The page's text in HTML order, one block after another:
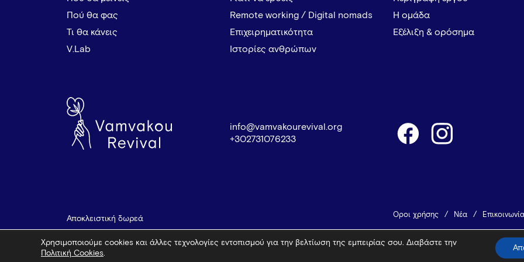
Πού θα φας
Τι θα κάνεις
V.Lab
Remote working / Digital nomads
Επιχειρηματικότητα
Ιστορίες ανθρώπων
Η ομάδα
Εξέλιξη & ορόσημα
info@vamvakourevival.org
+302731076233
Αποκλειστική δωρεά Όροι χρήσης Νέα Επικοινωνία
© 2026 Vamvakou Revival Design
Χρησιμοποιούμε cookies και άλλες τεχνολογίες εντοπισμού για την βελτίωση της εμπειρίας σου. Διαβάστε την
Πολιτική Cookies.